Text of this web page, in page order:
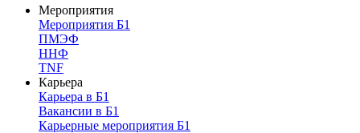
Мероприятия
Мероприятия Б1
ПМЭФ
ННФ
TNF
Карьера
Карьера в Б1
Вакансии в Б1
Карьерные мероприятия Б1